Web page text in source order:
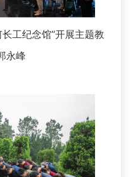
工纪念馆”开展主题教
永峰